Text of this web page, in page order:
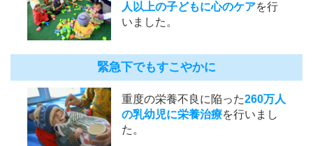
人以上の子どもに心のケアを行
いました。
緊急下でもすこやかに
重度の栄養不良に陥った260万人
の乳幼児に栄養治療を行いまし
た。